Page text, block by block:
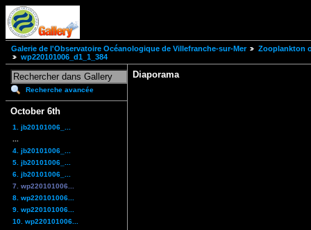
Galerie de l'Observatoire Océanologique de Villefranche-sur-Mer
Zooplankton
wp220101006_d1_1_384
Recherche avancée
October 6th
1. jb20101006_...
4. jb20101006_...
5. jb20101006_...
6. jb20101006_...
7. wp220101006...
8. wp220101006...
9. wp220101006...
10. wp220101006...
Diaporama